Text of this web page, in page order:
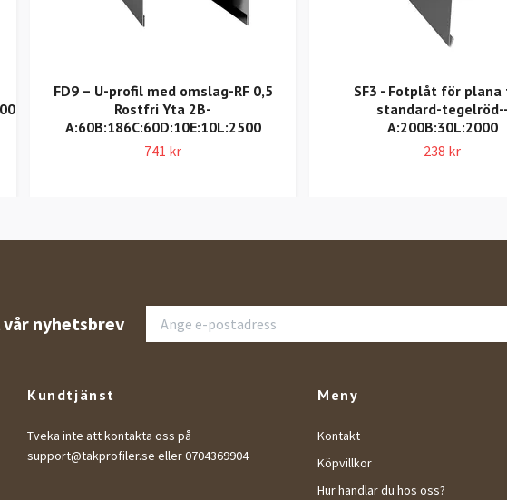
FD9 – U-profil med omslag-RF 0,5
Rostfri Yta 2B-
A:60B:186C:60D:10E:10L:2500
741 kr
SF3 - Fotplåt för plana
standard-tegelröd--
A:200B:30L:2000
238 kr
nyhetsbrev
Kundtjänst
Tveka inte att kontakta oss på
support@takprofiler.se eller 0704369904
Meny
Kontakt
Köpvillkor
Hur handlar du hos oss?